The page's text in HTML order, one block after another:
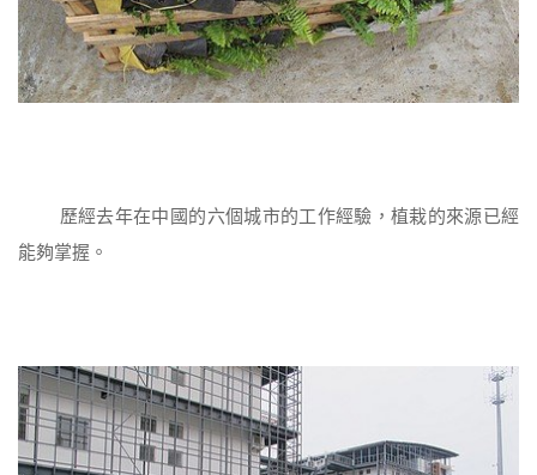
歷經去年在中國的六個城市的工作經驗，植栽的來源已經
能夠掌握。